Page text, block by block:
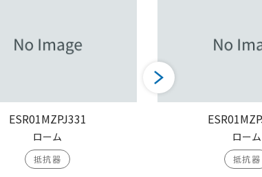
ESR01MZPJ331
ローム
抵抗器
ローム
抵抗器